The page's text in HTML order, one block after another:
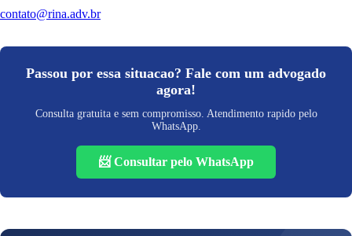
contato@rina.adv.br
Passou por essa situacao? Fale com um advogado
agora!
Consulta gratuita e sem compromisso. Atendimento rapido pelo
WhatsApp.
📨 Consultar pelo WhatsApp